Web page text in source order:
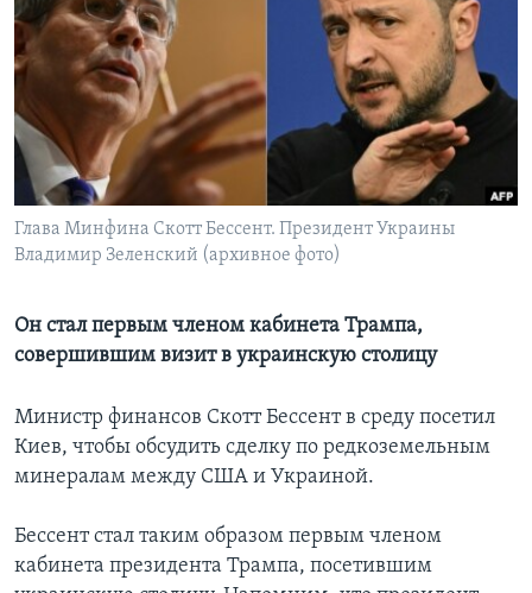
Learning English
СОЦИАЛЬНЫЕ СЕТИ
Языки
Глава Минфина Скотт Бессент. Президент Украины
Владимир Зеленский (архивное фото)
Он стал первым членом кабинета Трампа,
совершившим визит в украинскую столицу
Министр финансов Скотт Бессент в среду посетил
Киев, чтобы обсудить сделку по редкоземельным
минералам между США и Украиной.
Бессент стал таким образом первым членом
кабинета президента Трампа, посетившим